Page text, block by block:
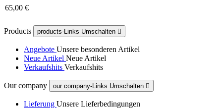
65,00 €
Products products-Links Umschalten 
Angebote Unsere besonderen Artikel
Neue Artikel Neue Artikel
Verkaufshits Verkaufshits
Our company our company-Links Umschalten 
Lieferung Unsere Lieferbedingungen